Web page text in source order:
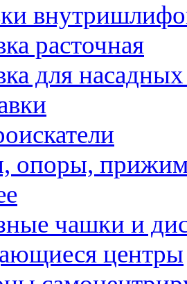
расточная
для
опоры,
чашки и
центры